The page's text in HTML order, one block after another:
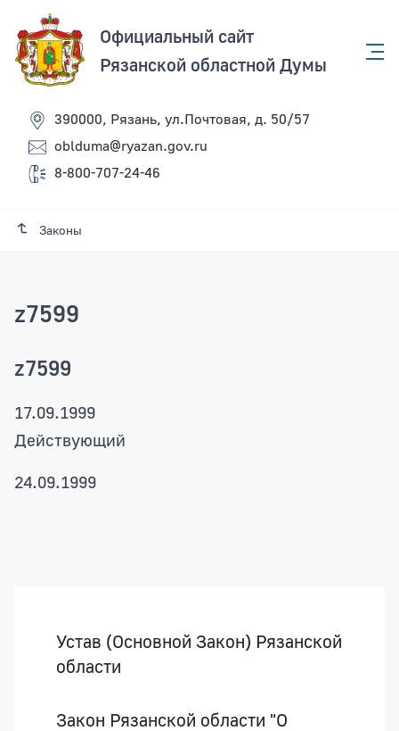
Официальный сайт
Рязанской областной Думы
390000, Рязань, ул.Почтовая, д. 50/57
oblduma@ryazan.gov.ru
8-800-707-24-46
Законы
z7599
z7599
17.09.1999
Действующий
24.09.1999
Устав (Основной Закон) Рязанской
области
Закон Рязанской области "О